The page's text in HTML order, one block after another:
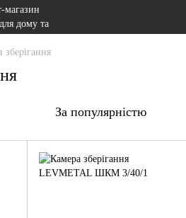
зберігання
За популярністю